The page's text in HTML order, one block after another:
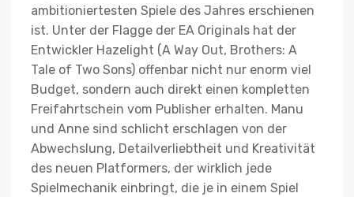
ambitioniertesten Spiele des Jahres erschienen
ist. Unter der Flagge der EA Originals hat der
Entwickler Hazelight (A Way Out, Brothers: A
Tale of Two Sons) offenbar nicht nur enorm viel
Budget, sondern auch direkt einen kompletten
Freifahrtschein vom Publisher erhalten. Manu
und Anne sind schlicht erschlagen von der
Abwechslung, Detailverliebtheit und Kreativität
des neuen Platformers, der wirklich jede
Spielmechanik einbringt, die je in einem Spiel